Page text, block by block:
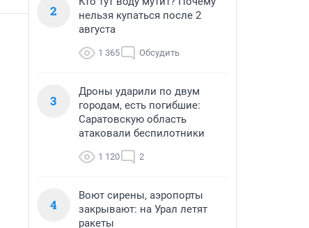
2
нельзя купаться после 2
августа
1 365 Обсудить
3
Дроны ударили по двум
городам, есть погибшие:
Саратовскую область
атаковали беспилотники
1 120 2
4
Воют сирены, аэропорты
закрывают: на Урал летят
ракеты